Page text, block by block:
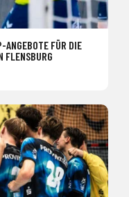
ANGEBOTE FÜR DIE
FLENSBURG